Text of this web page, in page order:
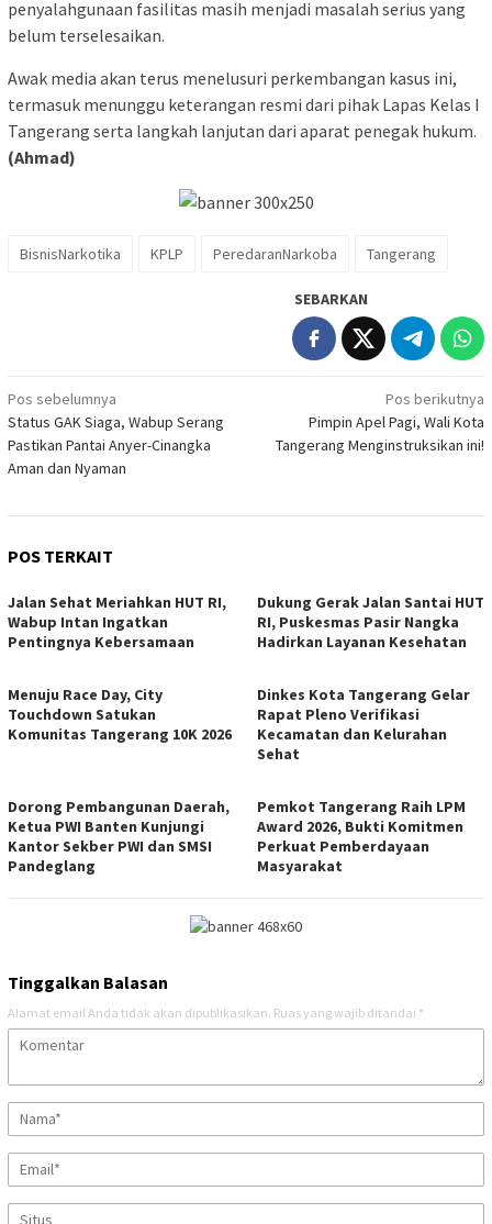
penyalahgunaan fasilitas masih menjadi masalah serius yang
belum terselesaikan.
Awak media akan terus menelusuri perkembangan kasus ini,
termasuk menunggu keterangan resmi dari pihak Lapas Kelas I
Tangerang serta langkah lanjutan dari aparat penegak hukum.
(Ahmad)
BisnisNarkotika KPLP PeredaranNarkoba Tangerang
SEBARKAN
Navigasi
pos
Pos sebelumnya
Status GAK Siaga, Wabup Serang
Pastikan Pantai Anyer-Cinangka
Aman dan Nyaman
Pos berikutnya
Pimpin Apel Pagi, Wali Kota
Tangerang Menginstruksikan ini!
POS TERKAIT
Jalan Sehat Meriahkan HUT RI,
Wabup Intan Ingatkan
Pentingnya Kebersamaan
Dukung Gerak Jalan Santai HUT
RI, Puskesmas Pasir Nangka
Hadirkan Layanan Kesehatan
Menuju Race Day, City
Touchdown Satukan
Komunitas Tangerang 10K 2026
Dinkes Kota Tangerang Gelar
Rapat Pleno Verifikasi
Kecamatan dan Kelurahan
Sehat
Dorong Pembangunan Daerah,
Ketua PWI Banten Kunjungi
Kantor Sekber PWI dan SMSI
Pandeglang
Pemkot Tangerang Raih LPM
Award 2026, Bukti Komitmen
Perkuat Pemberdayaan
Masyarakat
Tinggalkan Balasan
Alamat email Anda tidak akan dipublikasikan. Ruas yang wajib ditandai *